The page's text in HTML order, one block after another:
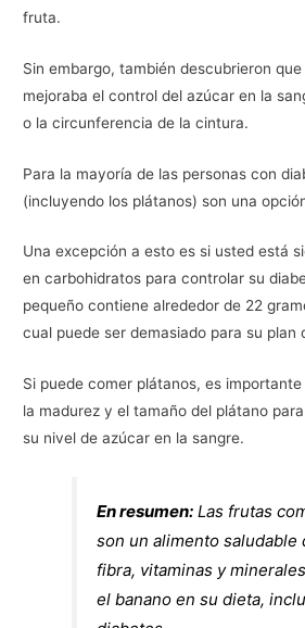
fruta.
Sin embargo, también descubrieron
mejoraba el control del azúcar en la
o la circunferencia de la cintura.
Para la mayoría de las personas con
(incluyendo los plátanos) son una
Una excepción a esto es si usted está
en carbohidratos para controlar su
pequeño contiene alrededor de 22
cual puede ser demasiado para su plan
Si puede comer plátanos, es
la madurez y el tamaño del plátano
su nivel de azúcar en la sangre.
En resumen: Las frutas
son un alimento saludable
fibra, vitaminas y
el banano en su dieta,